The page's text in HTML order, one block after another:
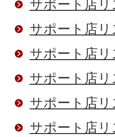
サポート店
サポート店
サポート店
サポート店
サポート店
サポート店